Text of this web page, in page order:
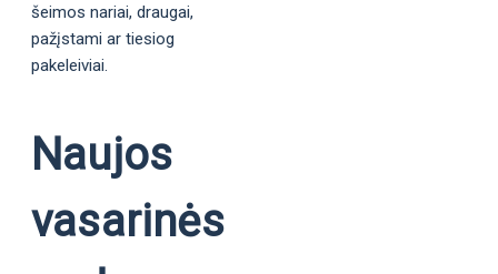
šeimos nariai, draugai,
pažįstami ar tiesiog
pakeleiviai.
Naujos
vasarinės